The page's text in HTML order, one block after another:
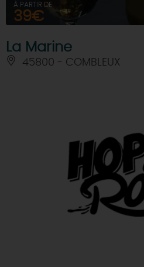
À PARTIR DE
39€
La Marine
45800 - COMBLEUX